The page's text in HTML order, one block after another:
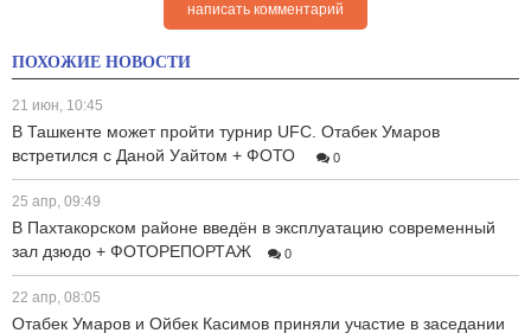
написать комментарий
ПОХОЖИЕ НОВОСТИ
21 июн, 10:45
В Ташкенте может пройти турнир UFC. Отабек Умаров
встретился с Даной Уайтом + ФОТО
0
25 апр, 09:49
В Пахтакорском районе введён в эксплуатацию современный
зал дзюдо + ФОТОРЕПОРТАЖ
0
22 апр, 08:05
Отабек Умаров и Ойбек Касимов приняли участие в заседании